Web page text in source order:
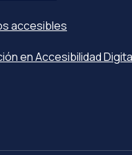
accesibles
en Accesibilidad